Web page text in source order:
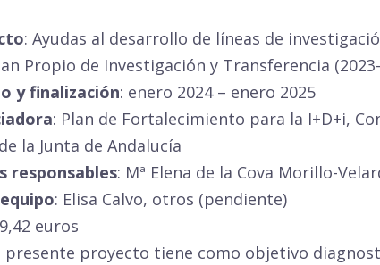
: Ayudas al desarrollo de líneas de
Propio de Investigación y Transferencia
y finalización: enero 2024 – enero 2025
: Plan de Fortalecimiento para la I+D+i,
la Junta de Andalucía
responsables: Mª Elena de la Cova Morillo-
: Elisa Calvo, otros (pendiente)
euros
presente proyecto tiene como objetivo